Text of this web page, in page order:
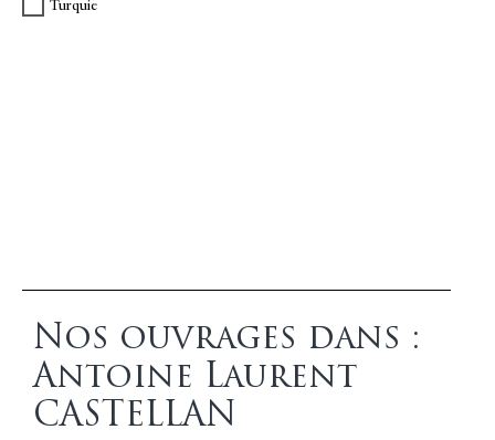
Turquie
Nos ouvrages dans :
Antoine Laurent
CASTELLAN